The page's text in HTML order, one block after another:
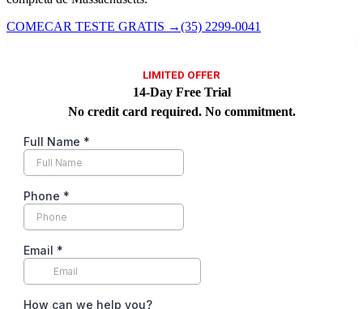
COMECAR TESTE GRATIS →(35) 2299-0041